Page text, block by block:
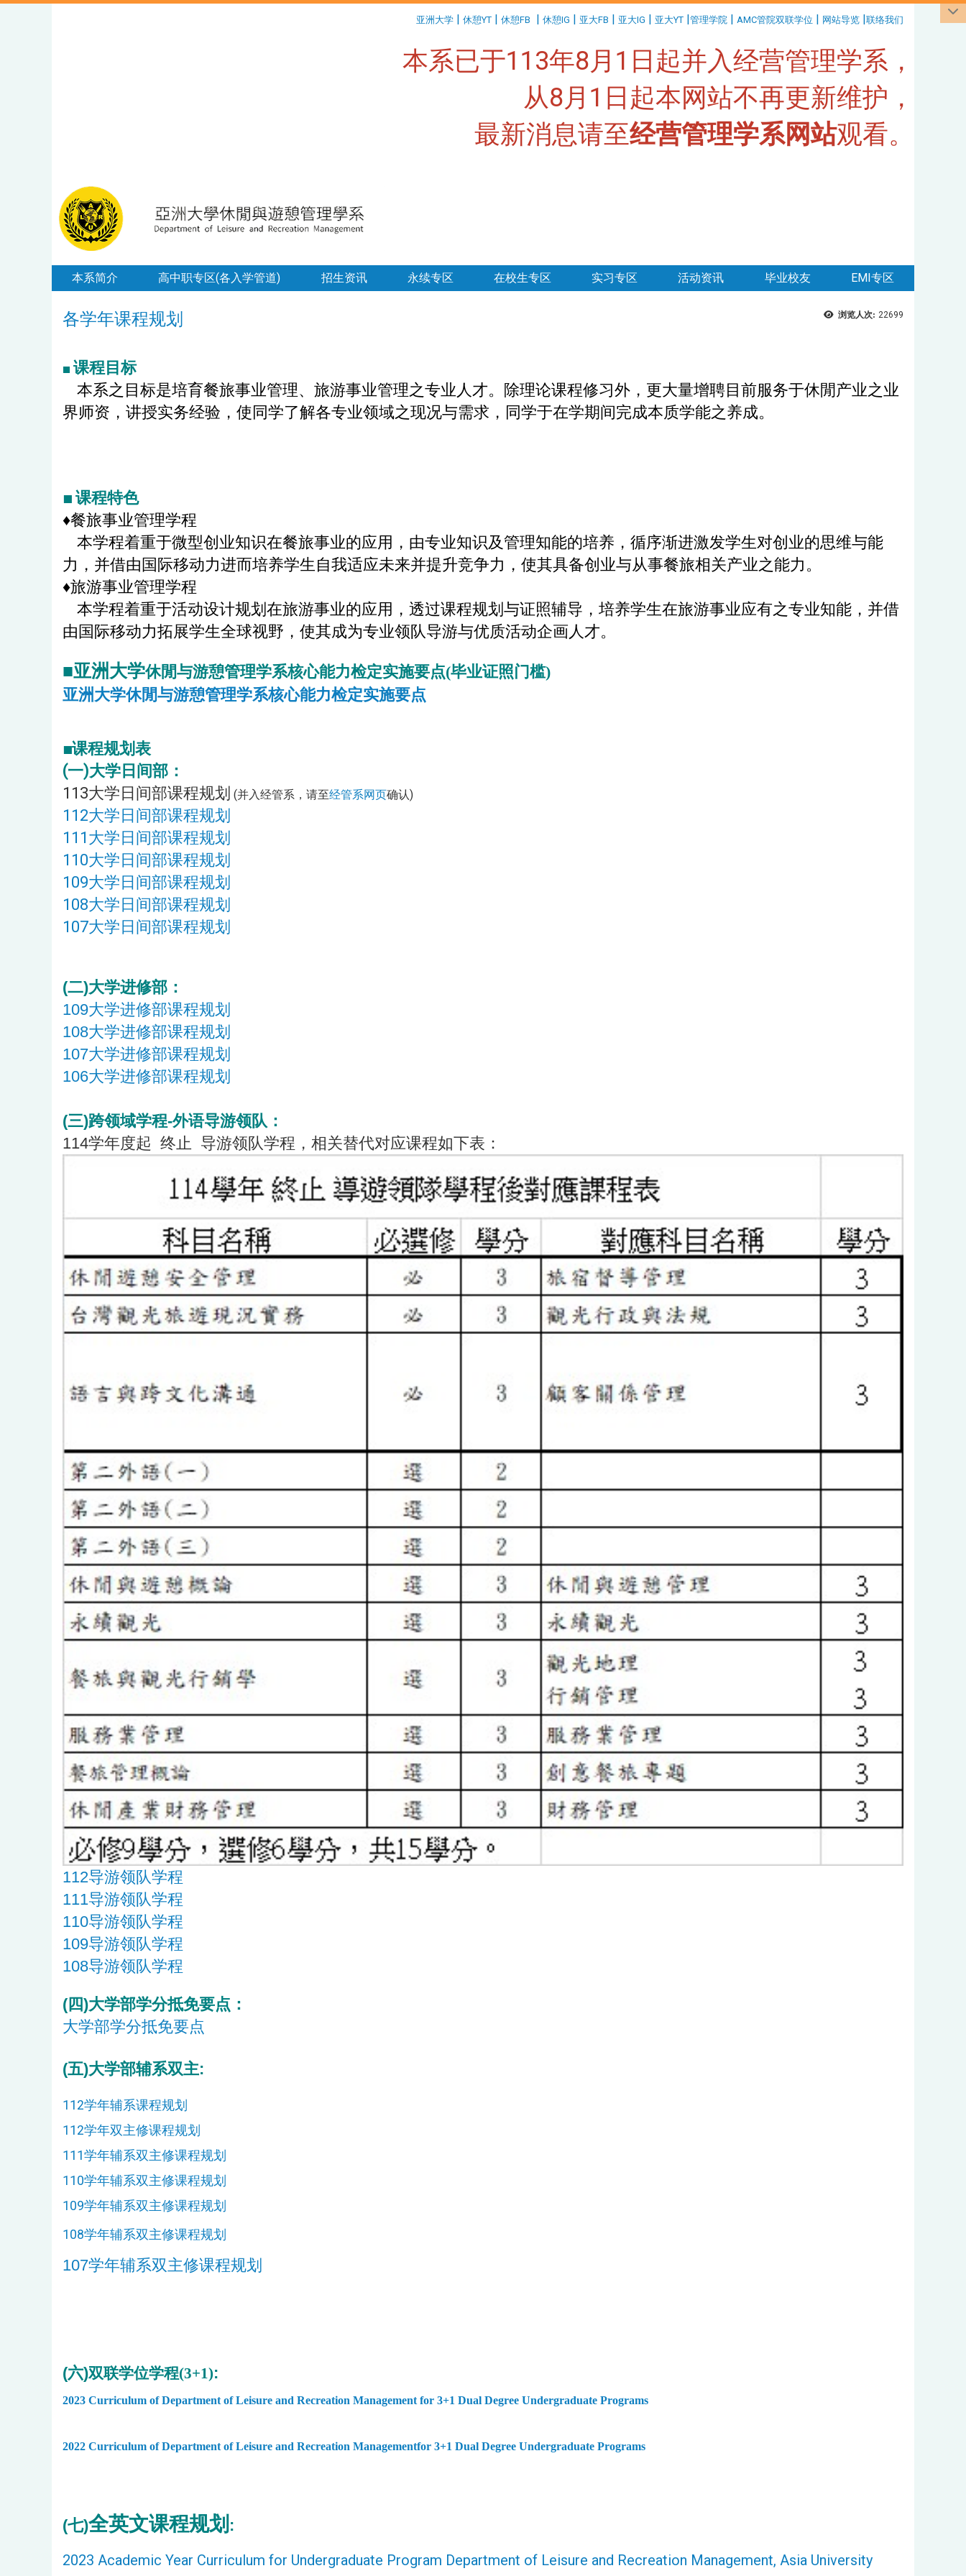
亚洲大学 | 休憩YT | 休憩FB | 休憩IG | 亚大FB | 亚大IG | 亚大YT |管理学院 | AMC管院双联学位 | 网站导览 |联络我们
本系已于113年8月1日起并入经营管理学系，
从8月1日起本网站不再更新维护，
最新消息请至经营管理学系网站观看。
本系简介 高中职专区(各入学管道) 招生资讯 永续专区 在校生专区 实习专区 活动资讯 毕业校友 EMI专区
浏览人次: 22699
各学年课程规划
■ 课程目标
本系之目标是培育餐旅事业管理、旅游事业管理之专业人才。除理论课程修习外，更大量增聘目前服务于休閒产业之业
界师资，讲授实务经验，使同学了解各专业领域之现况与需求，同学于在学期间完成本质学能之养成。
■ 课程特色
♦餐旅事业管理学程
本学程着重于微型创业知识在餐旅事业的应用，由专业知识及管理知能的培养，循序渐进激发学生对创业的思维与能
力，并借由国际移动力进而培养学生自我适应未来并提升竞争力，使其具备创业与从事餐旅相关产业之能力。
♦旅游事业管理学程
本学程着重于活动设计规划在旅游事业的应用，透过课程规划与证照辅导，培养学生在旅游事业应有之专业知能，并借
由国际移动力拓展学生全球视野，使其成为专业领队导游与优质活动企画人才。
■亚洲大学休閒与游憩管理学系核心能力检定实施要点(毕业证照门槛)
亚洲大学休閒与游憩管理学系核心能力检定实施要点
■课程规划表
(一)大学日间部：
113大学日间部课程规划 (并入经管系，请至经管系网页确认)
112大学日间部课程规划
111大学日间部课程规划
110大学日间部课程规划
109大学日间部课程规划
108大学日间部课程规划
107大学日间部课程规划
(二)大学进修部：
109大学进修部课程规划
108大学进修部课程规划
107大学进修部课程规划
106大学进修部课程规划
(三)跨领域学程-外语导游领队：
114学年度起 终止 导游领队学程，相关替代对应课程如下表：
112导游领队学程
111导游领队学程
110导游领队学程
109导游领队学程
108导游领队学程
(四)大学部学分抵免要点：
大学部学分抵免要点
(五)大学部辅系双主:
112学年辅系课程规划
112学年双主修课程规划
111学年辅系双主修课程规划
110学年辅系双主修课程规划
109学年辅系双主修课程规划
108学年辅系双主修课程规划
107学年辅系双主修课程规划
(六)双联学位学程(3+1):
2023 Curriculum of Department of Leisure and Recreation Management for 3+1 Dual Degree Undergraduate Programs
2022 Curriculum of Department of Leisure and Recreation Managementfor 3+1 Dual Degree Undergraduate Programs
(七)全英文课程规划 :
2023 Academic Year Curriculum for Undergraduate Program Department of Leisure and Recreation Management, Asia University